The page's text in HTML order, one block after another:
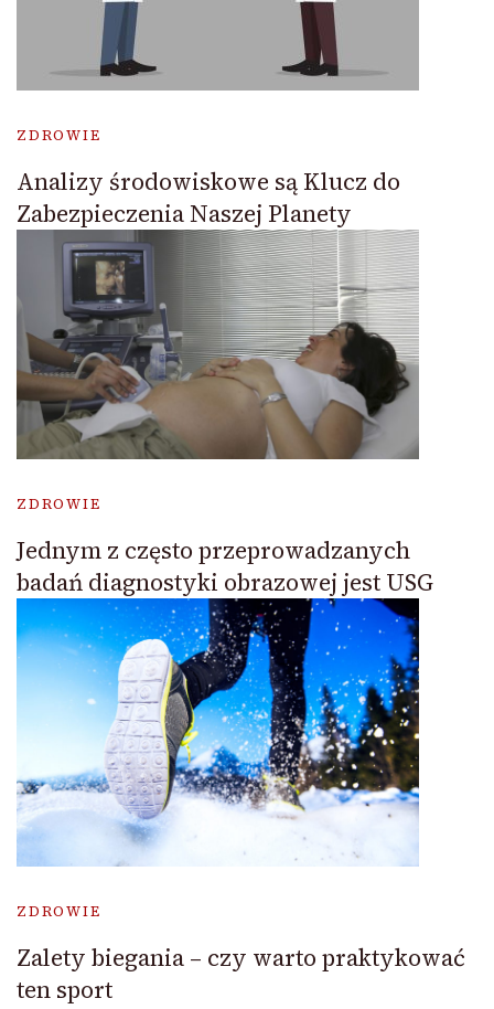
ZDROWIE
Analizy środowiskowe są Klucz do
Zabezpieczenia Naszej Planety
ZDROWIE
Jednym z często przeprowadzanych
badań diagnostyki obrazowej jest USG
ZDROWIE
Zalety biegania – czy warto praktykować
ten sport